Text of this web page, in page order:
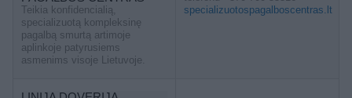
Teikia konfidencialią,
specializuotą kompleksinę
pagalbą smurtą artimoje
aplinkoje patyrusiems
asmenims visoje Lietuvoje.
specializuotospagalboscentras.lt